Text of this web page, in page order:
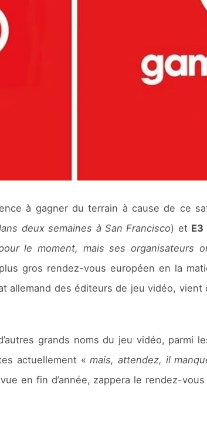
à gagner du terrain à cause de ce
deux semaines à San Francisco) et E3
le moment, mais ses organisateurs
gros rendez-vous européen en la
allemand des éditeurs de jeu vidéo, vient
grands noms du jeu vidéo, parmi
actuellement «mais, attendez, il
en fin d’année, zappera le rendez-